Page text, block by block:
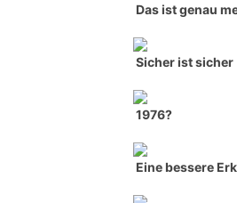
Das ist genau
Sicher ist sicher
1976?
Eine bessere